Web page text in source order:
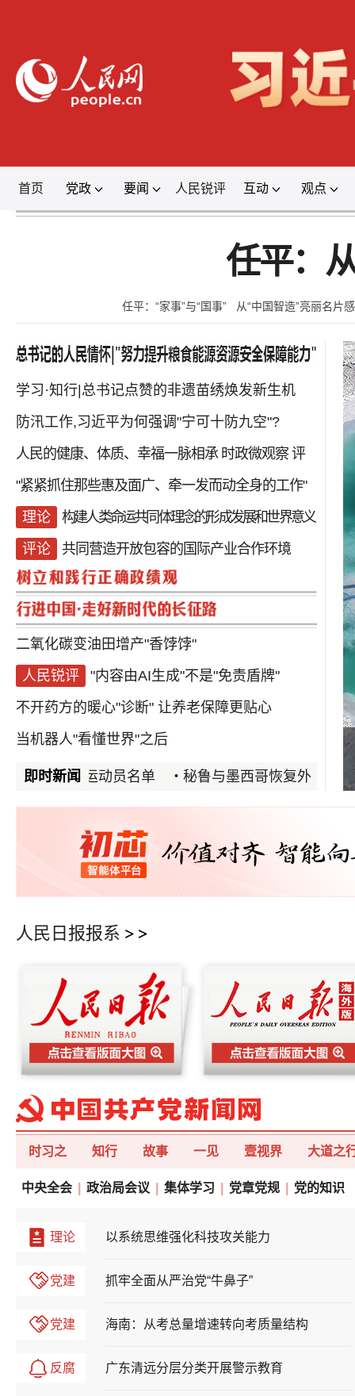
首页 党政 要闻 人民锐评 互动 观点
任平：
任平：“家事”与“国事” 从“中国智造”亮丽名片
学习·知行|总书记点赞的非遗苗绣焕发新生机
防汛工作,习近平为何强调"宁可十防九空"?
人民的健康、体质、幸福一脉相承 时政微观察 评
"紧紧抓住那些惠及面广、牵一发而动全身的工作"
理论
构建人类命运共同体理念的形成发展和世界意义
评论
共同营造开放包容的国际产业合作环境
二氧化碳变油田增产"香饽饽"
人民锐评
"内容由AI生成"不是"免责盾牌"
不开药方的暖心"诊断" 让养老保障更贴心
当机器人"看懂世界"之后
即时新闻
队参赛运动员名单 秘鲁与墨西哥恢复外交关系
人民日报报系
时习之 知行 故事 一见 壹视界 大道之
中央全会 政治局会议 集体学习 党章党规 党的知识
理论 以系统思维强化科技攻关能力
党建 抓牢全面从严治党“牛鼻子”
党建 海南：从考总量增速转向考质量结构
反腐 广东清远分层分类开展警示教育